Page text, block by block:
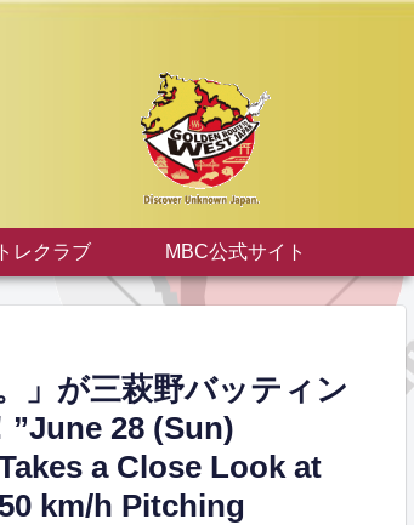
レクラブ MBC公式サイト
」が三萩野バッティン
”June 28 (Sun)
a Close Look at
km/h Pitching